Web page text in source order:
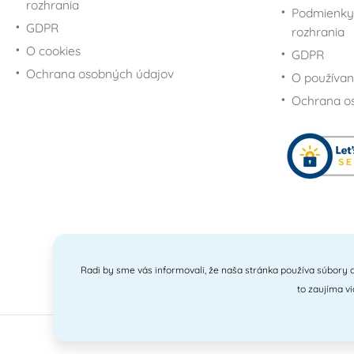
Pre fanúšikov Mimoňov
Minecraft
Wars - Hviezdne vojny
rozhrania
GDPR
O cookies
Ochrana osobných údajov
rozhrania
GDPR
O
Ochrana
Radi by sme vás informovali, že naša stránka používa
to zaujíma